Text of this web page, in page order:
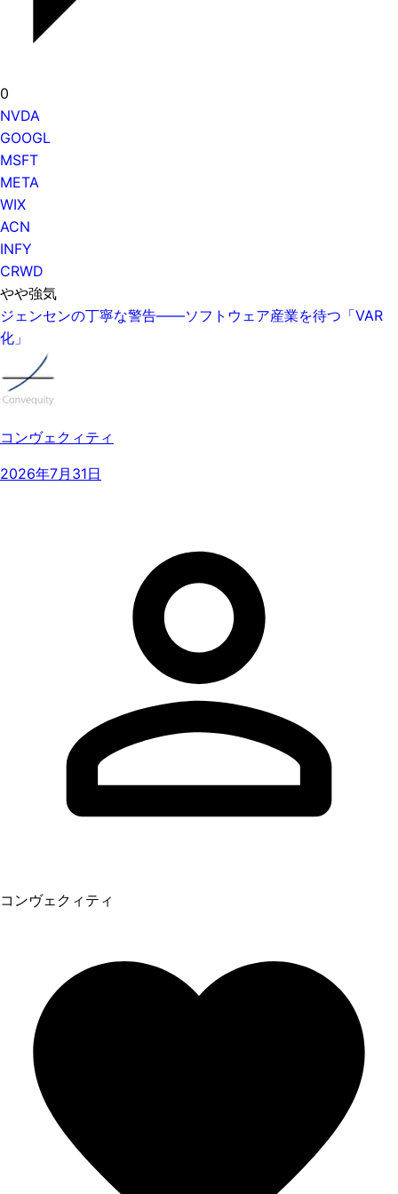
0
NVDA
GOOGL
MSFT
META
WIX
ACN
INFY
CRWD
やや強気
ジェンセンの丁寧な警告——ソフトウェア産業を待つ「VAR
化」
コンヴェクィティ
2026年7月31日
コンヴェクィティ